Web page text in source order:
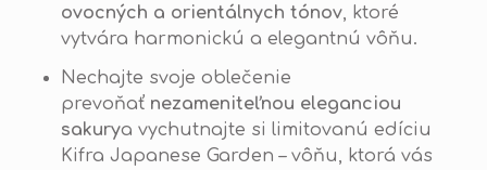
ovocných a orientálnych tónov , ktoré
vytvára harmonickú a elegantnú vôňu.
Nechajte svoje oblečenie
prevoňať nezameniteľnou eleganciou
sakurya vychutnajte si limitovanú edíciu
Kifra Japanese Garden – vôňu, ktorá vás